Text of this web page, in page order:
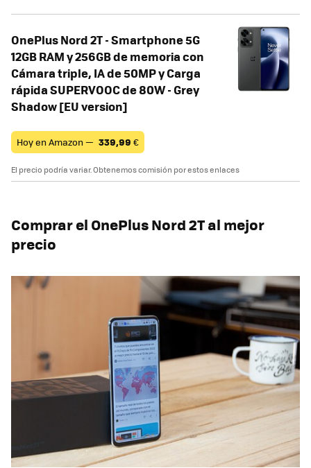
OnePlus Nord 2T - Smartphone 5G
12GB RAM y 256GB de memoria con
Cámara triple, IA de 50MP y Carga
rápida SUPERVOOC de 80W - Grey
Shadow [EU version]
Hoy en Amazon — 339,99 €
El precio podría variar. Obtenemos comisión por estos enlaces
Comprar el OnePlus Nord 2T al mejor
precio